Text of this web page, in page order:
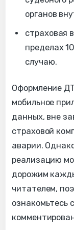
органов
страховая
пределах
случаю.
Оформление
мобильное
данных, вне
страховой
аварии.
реализацию
дорожим
читателем,
ознакомьтесь